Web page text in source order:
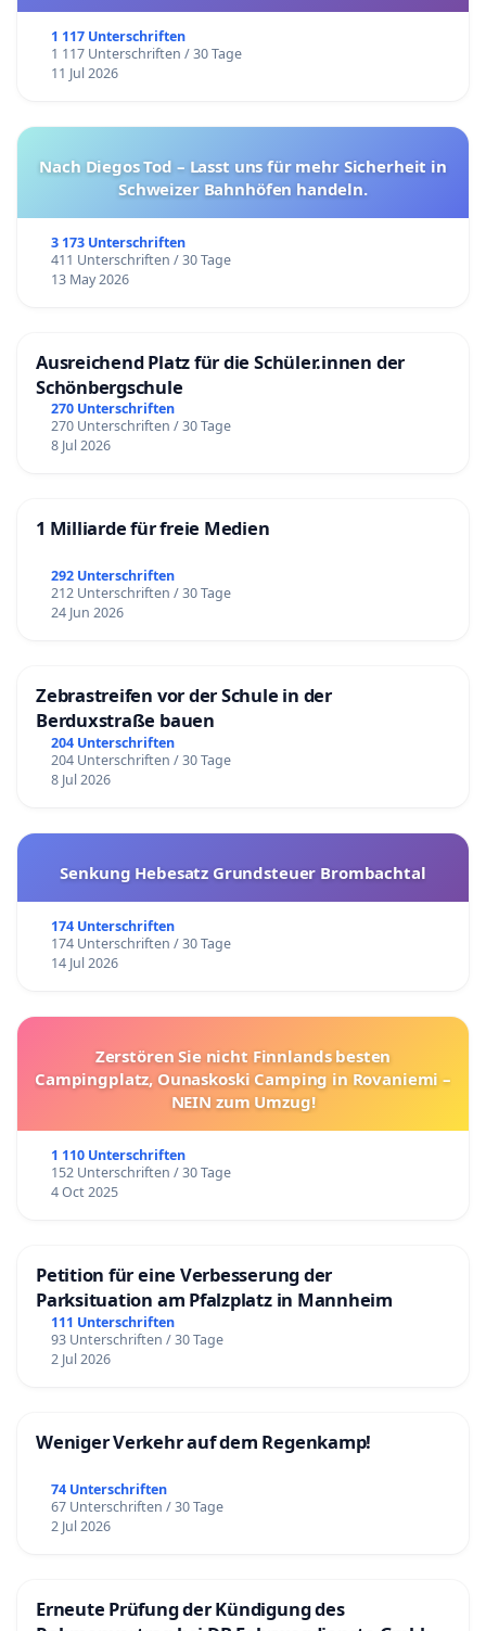
1 117 Unterschriften
1 117 Unterschriften / 30 Tage
11 Jul 2026
Nach Diegos Tod – Lasst uns für mehr Sicherheit in
Schweizer Bahnhöfen handeln.
3 173 Unterschriften
411 Unterschriften / 30 Tage
13 May 2026
Ausreichend Platz für die Schüler.innen der
Schönbergschule
270 Unterschriften
270 Unterschriften / 30 Tage
8 Jul 2026
1 Milliarde für freie Medien
292 Unterschriften
212 Unterschriften / 30 Tage
24 Jun 2026
Zebrastreifen vor der Schule in der
Berduxstraße bauen
204 Unterschriften
204 Unterschriften / 30 Tage
8 Jul 2026
Senkung Hebesatz Grundsteuer Brombachtal
174 Unterschriften
174 Unterschriften / 30 Tage
14 Jul 2026
Zerstören Sie nicht Finnlands besten
Campingplatz, Ounaskoski Camping in Rovaniemi –
NEIN zum Umzug!
1 110 Unterschriften
152 Unterschriften / 30 Tage
4 Oct 2025
Petition für eine Verbesserung der
Parksituation am Pfalzplatz in Mannheim
111 Unterschriften
93 Unterschriften / 30 Tage
2 Jul 2026
Weniger Verkehr auf dem Regenkamp!
74 Unterschriften
67 Unterschriften / 30 Tage
2 Jul 2026
Erneute Prüfung der Kündigung des